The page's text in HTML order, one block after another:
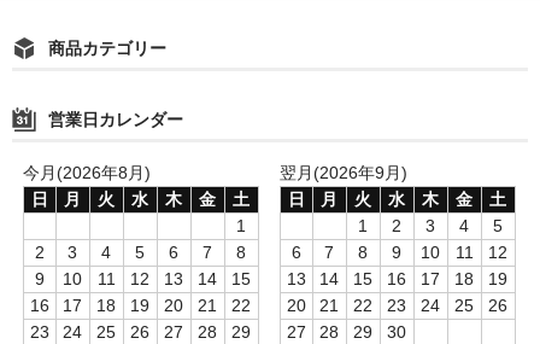
商品カテゴリー
営業日カレンダー
今月(2026年8月)
日
月 火 水 木 金
土
1
2
3 4 5 6 7
8
9
10 11 12 13 14
15
16
17 18 19 20 21
22
23
24 25 26 27 28
29
翌月(2026年9月)
日
月 火 水 木 金
土
1
2 3 4
5
6
7 8 9 10 11
12
13
14 15 16 17 18
19
20
21 22 23 24 25
26
27
28 29
30